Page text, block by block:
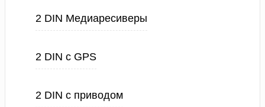
2 DIN Медиаресиверы
2 DIN с GPS
2 DIN с приводом